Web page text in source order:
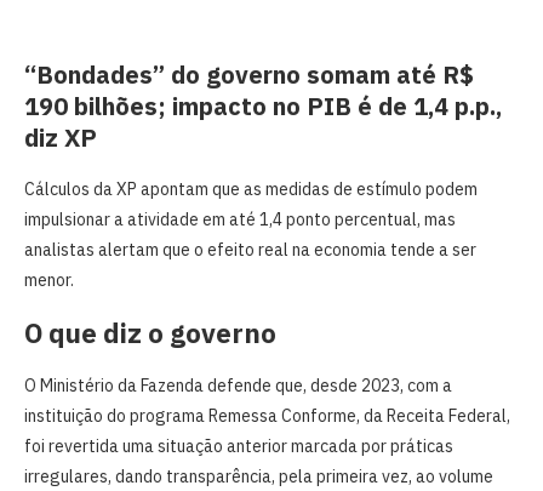
“Bondades” do governo somam até R$
190 bilhões; impacto no PIB é de 1,4 p.p.,
diz XP
Cálculos da XP apontam que as medidas de estímulo podem
impulsionar a atividade em até 1,4 ponto percentual, mas
analistas alertam que o efeito real na economia tende a ser
menor.
O que diz o governo
O Ministério da Fazenda defende que, desde 2023, com a
instituição do programa Remessa Conforme, da Receita Federal,
foi revertida uma situação anterior marcada por práticas
irregulares, dando transparência, pela primeira vez, ao volume